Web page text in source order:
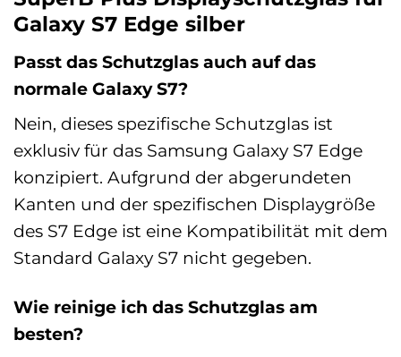
Galaxy S7 Edge silber
Passt das Schutzglas auch auf das
normale Galaxy S7?
Nein, dieses spezifische Schutzglas ist
exklusiv für das Samsung Galaxy S7 Edge
konzipiert. Aufgrund der abgerundeten
Kanten und der spezifischen Displaygröße
des S7 Edge ist eine Kompatibilität mit dem
Standard Galaxy S7 nicht gegeben.
Wie reinige ich das Schutzglas am
besten?